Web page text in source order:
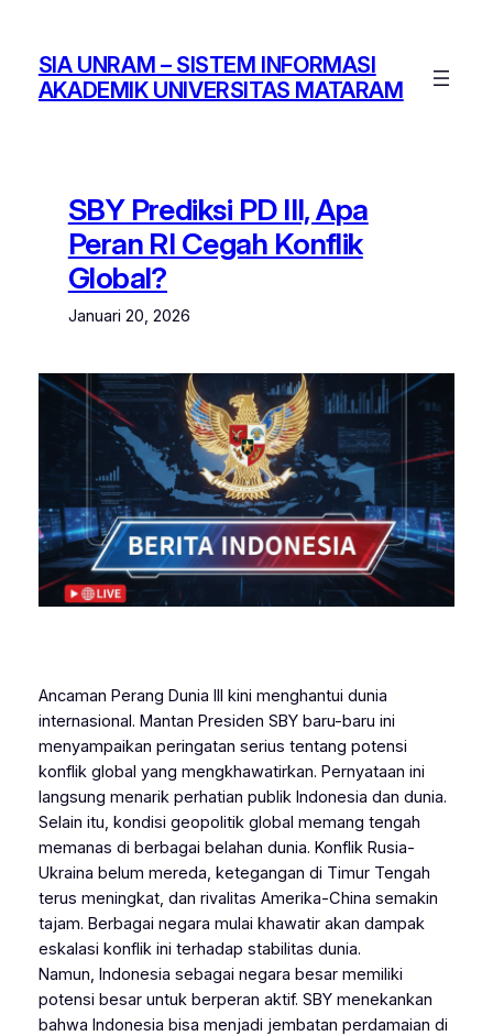
kontenSIA UNRAM – SISTEM INFORMASI
AKADEMIK UNIVERSITAS MATARAM
SBY Prediksi PD III, Apa
Peran RI Cegah Konflik
Global?
Januari 20, 2026
Ancaman Perang Dunia III kini menghantui dunia
internasional. Mantan Presiden SBY baru-baru ini
menyampaikan peringatan serius tentang potensi
konflik global yang mengkhawatirkan. Pernyataan ini
langsung menarik perhatian publik Indonesia dan dunia.
Selain itu, kondisi geopolitik global memang tengah
memanas di berbagai belahan dunia. Konflik Rusia-
Ukraina belum mereda, ketegangan di Timur Tengah
terus meningkat, dan rivalitas Amerika-China semakin
tajam. Berbagai negara mulai khawatir akan dampak
eskalasi konflik ini terhadap stabilitas dunia.
Namun, Indonesia sebagai negara besar memiliki
potensi besar untuk berperan aktif. SBY menekankan
bahwa Indonesia bisa menjadi jembatan perdamaian di